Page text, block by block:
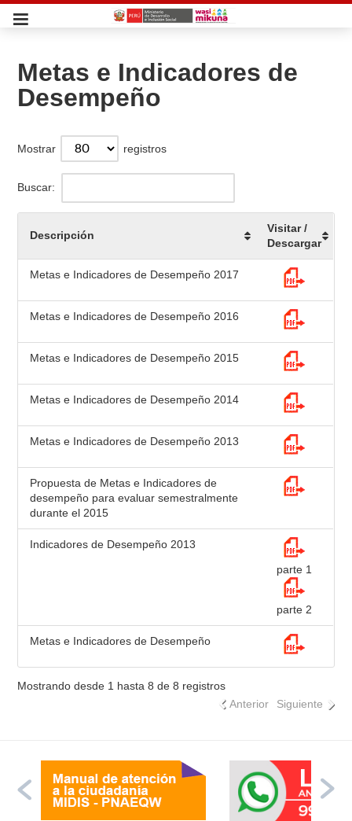
Metas e Indicadores de
Desempeño
Mostrar registros
Buscar:
Descripción
Visitar /
Descargar
Metas e Indicadores de Desempeño 2017
Metas e Indicadores de Desempeño 2016
Metas e Indicadores de Desempeño 2015
Metas e Indicadores de Desempeño 2014
Metas e Indicadores de Desempeño 2013
Propuesta de Metas e Indicadores de
desempeño para evaluar semestralmente
durante el 2015
Indicadores de Desempeño 2013
parte 1
parte 2
Metas e Indicadores de Desempeño
Mostrando desde 1 hasta 8 de 8 registros
Anterior
Siguiente